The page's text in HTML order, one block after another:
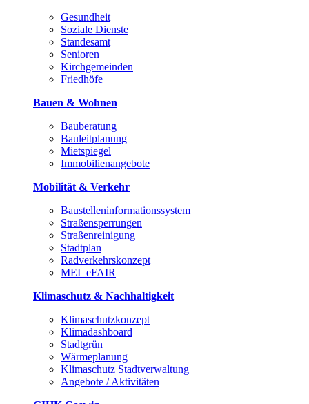
Gesundheit
Soziale Dienste
Standesamt
Senioren
Kirchgemeinden
Friedhöfe
Bauen & Wohnen
Bauberatung
Bauleitplanung
Mietspiegel
Immobilienangebote
Mobilität & Verkehr
Baustelleninformationssystem
Straßensperrungen
Straßenreinigung
Stadtplan
Radverkehrskonzept
MEI_eFAIR
Klimaschutz & Nachhaltigkeit
Klimaschutzkonzept
Klimadashboard
Stadtgrün
Wärmeplanung
Klimaschutz Stadtverwaltung
Angebote / Aktivitäten